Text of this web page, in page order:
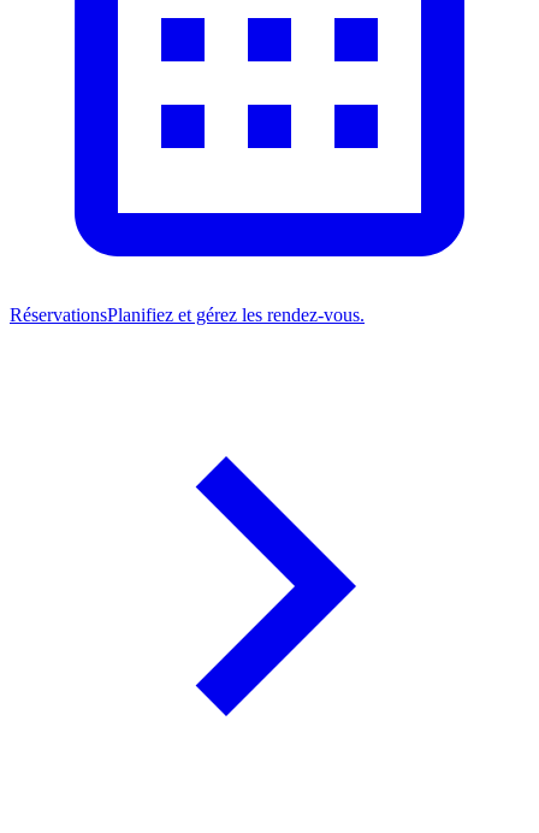
RéservationsPlanifiez et gérez les rendez-vous.